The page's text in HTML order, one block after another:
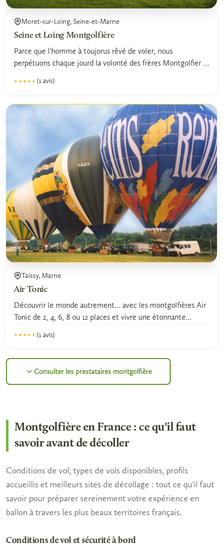
Moret-sur-Loing, Seine-et-Marne
Seine et Loing Montgolfière
Parce que l'homme à toujorus rêvé de voler, nous
perpétuons chaque jourd la volonté des frères Montgolfier :
★★★★★
★★★★★ (1 avis)
Taissy, Marne
Air Tonic
Découvrir le monde autrement... avec les montgolfières Air
Tonic de 2, 4, 6, 8 ou 12 places et vivre une étonnante...
★★★★★
★★★★★ (1 avis)
Consulter les prestataires montgolfière
Montgolfière en France : ce qu'il faut
savoir avant de décoller
Conditions de vol, types de vols disponibles, profils
accueillis et meilleurs sites de décollage : tout ce qu'il faut
savoir pour préparer sereinement votre expérience en
ballon à travers les plus beaux territoires français.
Conditions de vol et sécurité à bord